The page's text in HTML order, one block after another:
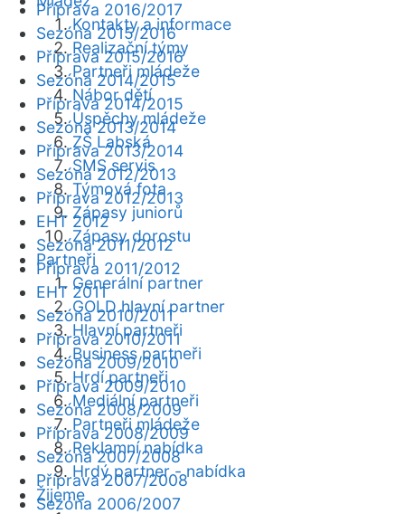
Kontakty a informace
Realizační týmy
Partneři mládeže
Nábor dětí
Úspěchy mládeže
ZŠ Labská
SMS servis
Týmová fota
Zápasy juniorů
Zápasy dorostu
Partneři
Generální partner
GOLD hlavní partner
Hlavní partneři
Business partneři
Hrdí partneři
Mediální partneři
Partneři mládeže
Reklamní nabídka
Hrdý partner - nabídka
Žijeme
Příprava 2016/2017
Sezóna 2015/2016
Příprava 2015/2016
Sezóna 2014/2015
Příprava 2014/2015
Sezóna 2013/2014
Příprava 2013/2014
Sezóna 2012/2013
Příprava 2012/2013
EHT 2012
Sezóna 2011/2012
Příprava 2011/2012
EHT 2011
Sezóna 2010/2011
Příprava 2010/2011
Sezóna 2009/2010
Příprava 2009/2010
Sezóna 2008/2009
Příprava 2008/2009
Sezóna 2007/2008
Příprava 2007/2008
Sezóna 2006/2007